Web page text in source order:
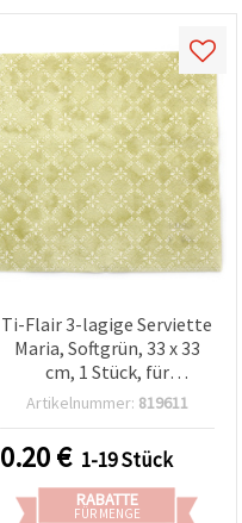
Ti-Flair 3-lagige Serviette
Maria, Softgrün, 33 x 33
cm, 1 Stück, für
Decoupage & Basteln
Artikelnummer: 819611
0.20€ 1-19 Stück
RABATTE
FÜR MENGE